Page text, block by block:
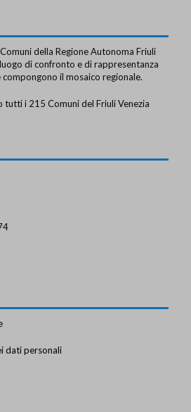
della Regione Autonoma Friuli
di confronto e di rappresentanza
il mosaico regionale.
tutti i 215 Comuni del Friuli Venezia
dati personali